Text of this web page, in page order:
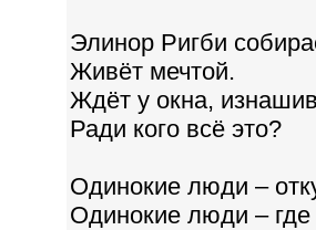
Элинор Ригби
Живёт мечтой.
Ждёт у окна,
Ради кого всё это?
Одинокие люди –
Одинокие люди –